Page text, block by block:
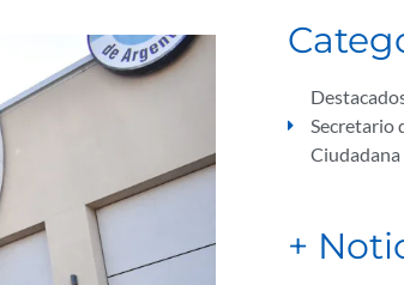
Secretario
Ciudadana
+